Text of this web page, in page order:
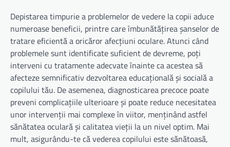
Depistarea timpurie a problemelor de vedere la copii aduce
numeroase beneficii, printre care îmbunătățirea șanselor de
tratare eficientă a oricăror afecțiuni oculare. Atunci când
problemele sunt identificate suficient de devreme, poți
interveni cu tratamente adecvate înainte ca acestea să
afecteze semnificativ dezvoltarea educațională și socială a
copilului tău. De asemenea, diagnosticarea precoce poate
preveni complicațiile ulterioare și poate reduce necesitatea
unor intervenții mai complexe în viitor, menținând astfel
sănătatea oculară și calitatea vieții la un nivel optim. Mai
mult, asigurându-te că vederea copilului este sănătoasă,